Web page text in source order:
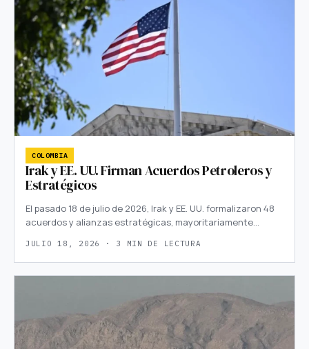
COLOMBIA
Irak y EE. UU. Firman Acuerdos Petroleros y
Estratégicos
El pasado 18 de julio de 2026, Irak y EE. UU. formalizaron 48
acuerdos y alianzas estratégicas, mayoritariamente…
JULIO 18, 2026 · 3 MIN DE LECTURA